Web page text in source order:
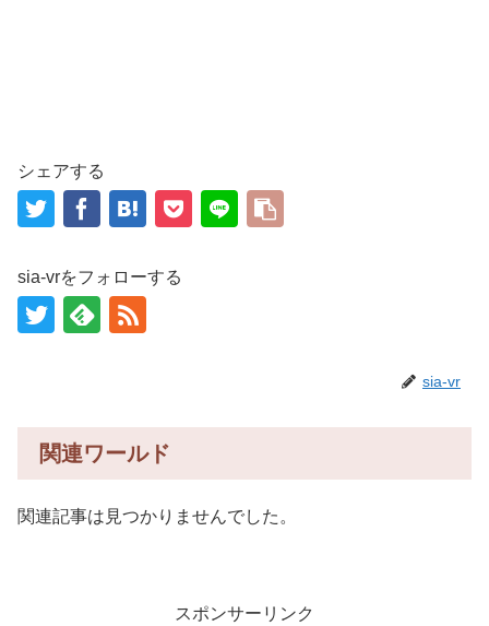
シェアする
sia-vrをフォローする
sia-vr
関連ワールド
関連記事は見つかりませんでした。
スポンサーリンク